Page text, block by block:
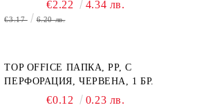
€2.22 4.34 лв.
€3.17 6.20 лв.
TOP OFFICE ПАПКА, PP, С
ПЕРФОРАЦИЯ, ЧЕРВЕНА, 1 БР.
€0.12 0.23 лв.